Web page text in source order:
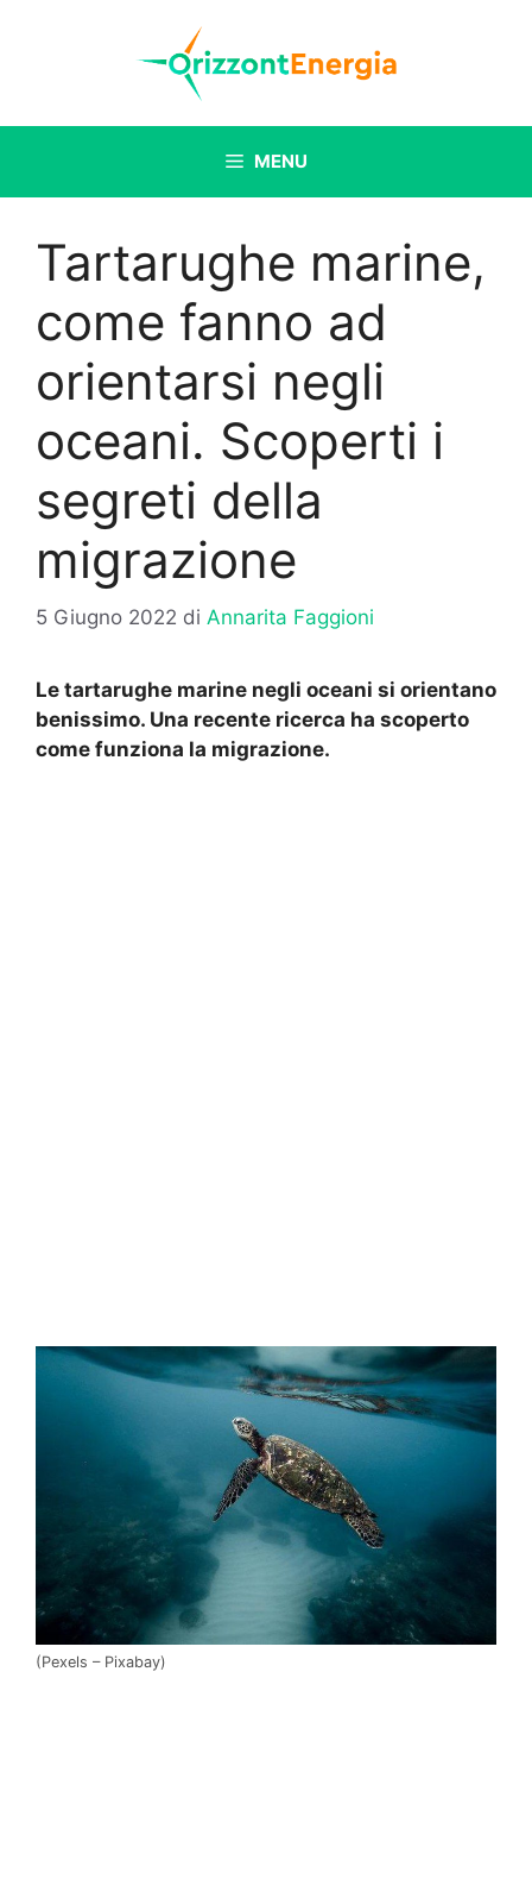
MENU
Tartarughe marine,
come fanno ad
orientarsi negli
oceani. Scoperti i
segreti della
migrazione
5 Giugno 2022 di Annarita Faggioni
Le tartarughe marine negli oceani si orientano
benissimo. Una recente ricerca ha scoperto
come funziona la migrazione.
(Pexels – Pixabay)